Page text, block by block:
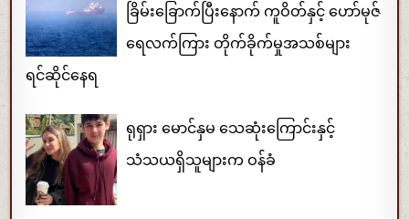
ခြိမ်းခြောက်ပြီးနောက် ကူဝိတ်နှင့် ဟော်မုဇ်
ရေလက်ကြား တိုက်ခိုက်မှုအသစ်များ
ရင်ဆိုင်နေရ
ရုရှား မောင်နှမ သေဆုံးကြောင်းနှင့်
သံသယရှိသူများက ဝန်ခံ